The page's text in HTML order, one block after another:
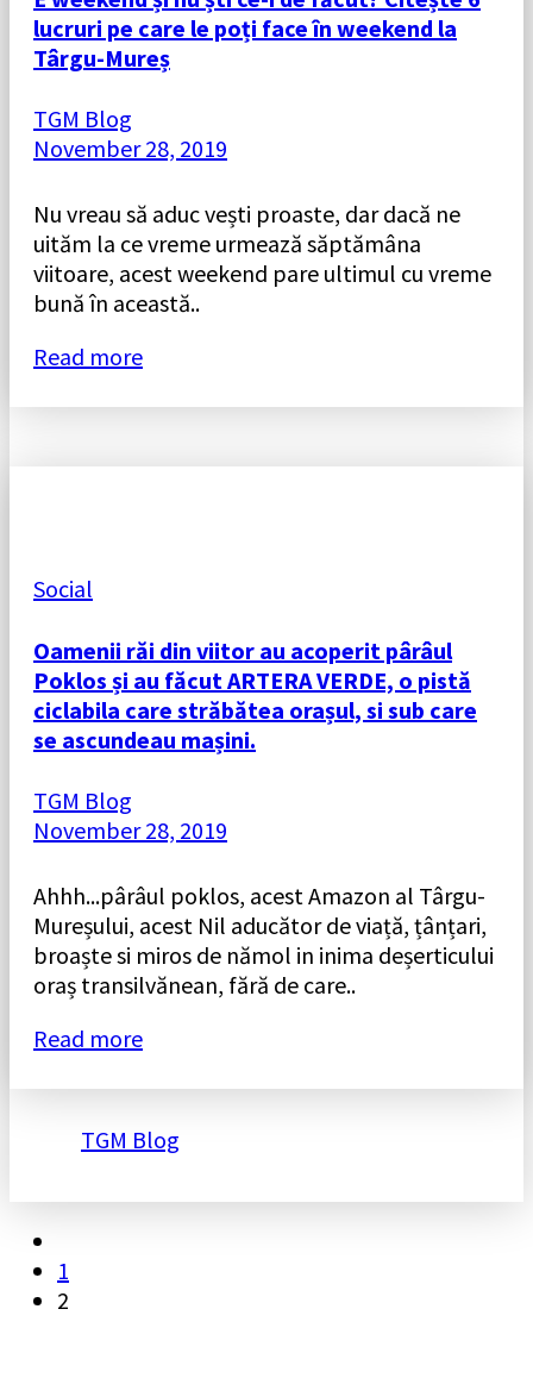
lucruri pe care le poți face în weekend la
Târgu-Mureș
TGM Blog
November 28, 2019
Nu vreau să aduc vești proaste, dar dacă ne
uităm la ce vreme urmează săptămâna
viitoare, acest weekend pare ultimul cu vreme
bună în această..
Read more
Social
Oamenii răi din viitor au acoperit pârâul
Poklos și au făcut ARTERA VERDE, o pistă
ciclabila care străbătea orașul, si sub care
se ascundeau mașini.
TGM Blog
November 28, 2019
Ahhh...pârâul poklos, acest Amazon al Târgu-
Mureșului, acest Nil aducător de viață, țânțari,
broaște si miros de nămol in inima deșerticului
oraș transilvănean, fără de care..
Read more
TGM Blog
Posts
pagination
1
2